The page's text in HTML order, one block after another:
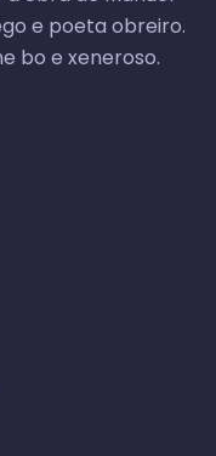
e poeta obreiro.
bo e xeneroso.